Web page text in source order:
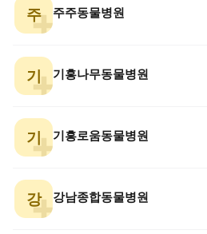
주 주주동물병원
기 기흥나무동물병원
기 기흥로움동물병원
강 강남종합동물병원